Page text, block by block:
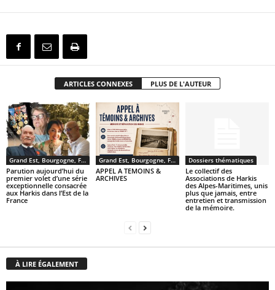
ARTICLES CONNEXES PLUS DE L'AUTEUR
Grand Est, Bourgogne, Franche Comté
Parution aujourd’hui du
premier volet d’une série
exceptionnelle consacrée
aux Harkis dans l’Est de la
France
Grand Est, Bourgogne, Franche Comté
APPEL A TEMOINS &
ARCHIVES
Dossiers thématiques
Le collectif des
Associations de Harkis
des Alpes-Maritimes, unis
plus que jamais, entre
entretien et transmission
de la mémoire.
À LIRE ÉGALEMENT